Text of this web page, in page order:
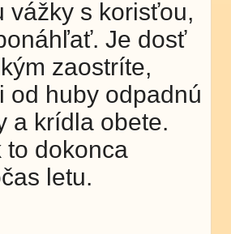
vážky s korisťou,
Je dosť
zaostríte,
od huby odpadnú
a krídla obete.
to dokonca
letu.